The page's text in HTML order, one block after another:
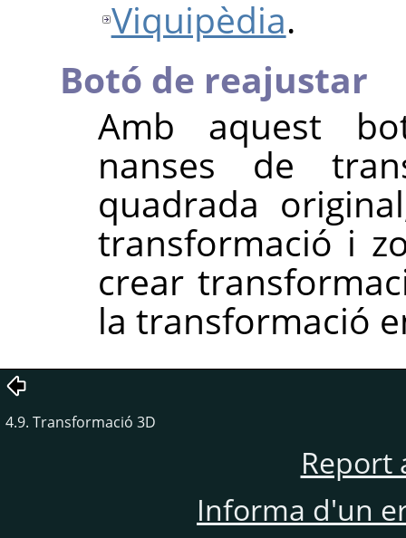
Viquipèdia.
Botó de reajustar
Amb aquest
nanses de
quadrada
transformació i
crear
la transformació
4.9. Transformació 3D
Report
Informa d'un